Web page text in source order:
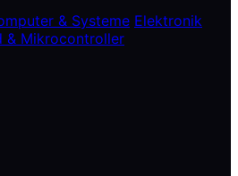
& Systeme Elektronik
& Mikrocontroller